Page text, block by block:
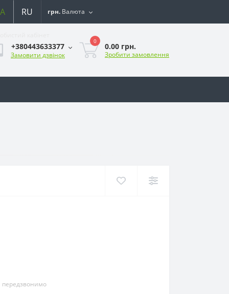
RU грн. Валюта
+380443633377
Замовити дзвінок
0
0.00 грн.
Зробити замовлення
передзвонимо